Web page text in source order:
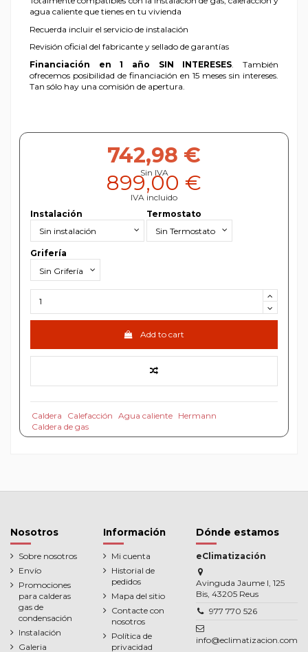
agua caliente que tienes en tu vivienda
Recuerda incluir el servicio de instalación
Revisión oficial del fabricante y sellado de garantías
Financiación en 1 año SIN INTERESES. También
ofrecemos posibilidad de financiación en 15 meses sin intereses.
Tan sólo hay una comisión de apertura.
742,98 €
Sin IVA
899,00 €
IVA incluido
Instalación
Termostato
Grifería
Add to cart
Caldera Calefacción Agua caliente
Hermann
Caldera de gas
Nosotros
Sobre nosotros
Envío
Promociones
para calderas
gas de
condensación
Instalación
Galeria
Información
Mi cuenta
Historial de
pedidos
Mapa del sitio
Contacte con
nosotros
Política de
privacidad
Dónde estamos
eClimatización
Avinguda Jaume I, 125
Bis, 43205 Reus
977 770 526
info@eclimatizacion.com